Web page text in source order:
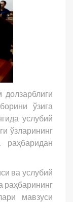
ўзига
услубий
ўзларининг
раҳбаридан
ва услубий
раҳбарининг
мавзуси